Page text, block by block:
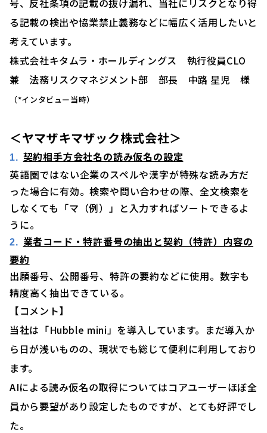
号、反社条項の記載の抜け漏れ、当社にリスクとなり得
る記載の検出や協業禁止義務などに幅広く活用したいと
考えています。
株式会社キタムラ・ホールディングス 執行役員CLO
兼 法務リスクマネジメント部 部長 中路 星児 様
（*インタビュー当時）
＜ヤマザキマザック株式会社＞
契約相手方会社名の読み仮名の設定
英語圏ではない企業のスペルや漢字が特殊な読み方だ
った場合に有効。検索や問い合わせの際、全文検索を
しなくても「マ（例）」と入力すればソートできるよ
うに。
業者コード・特許番号の抽出と契約（特許）内容の
要約
出願番号、公開番号、特許の要約などに使用。数字も
精度高く抽出できている。
【コメント】
当社は「Hubble mini」を導入しています。まだ導入か
ら日が浅いものの、現状でも総じて便利に利用しており
ます。
AIによる読み仮名の取得についてはコアユーザーほぼ全
員から要望があり設定したものですが、とても好評でし
た。